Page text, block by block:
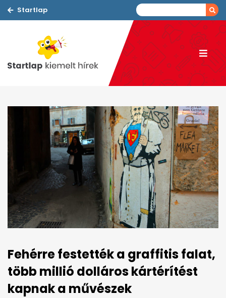
Startlap
Fehérre festették a graffitis falat,
több millió dolláros kártérítést
kapnak a művészek